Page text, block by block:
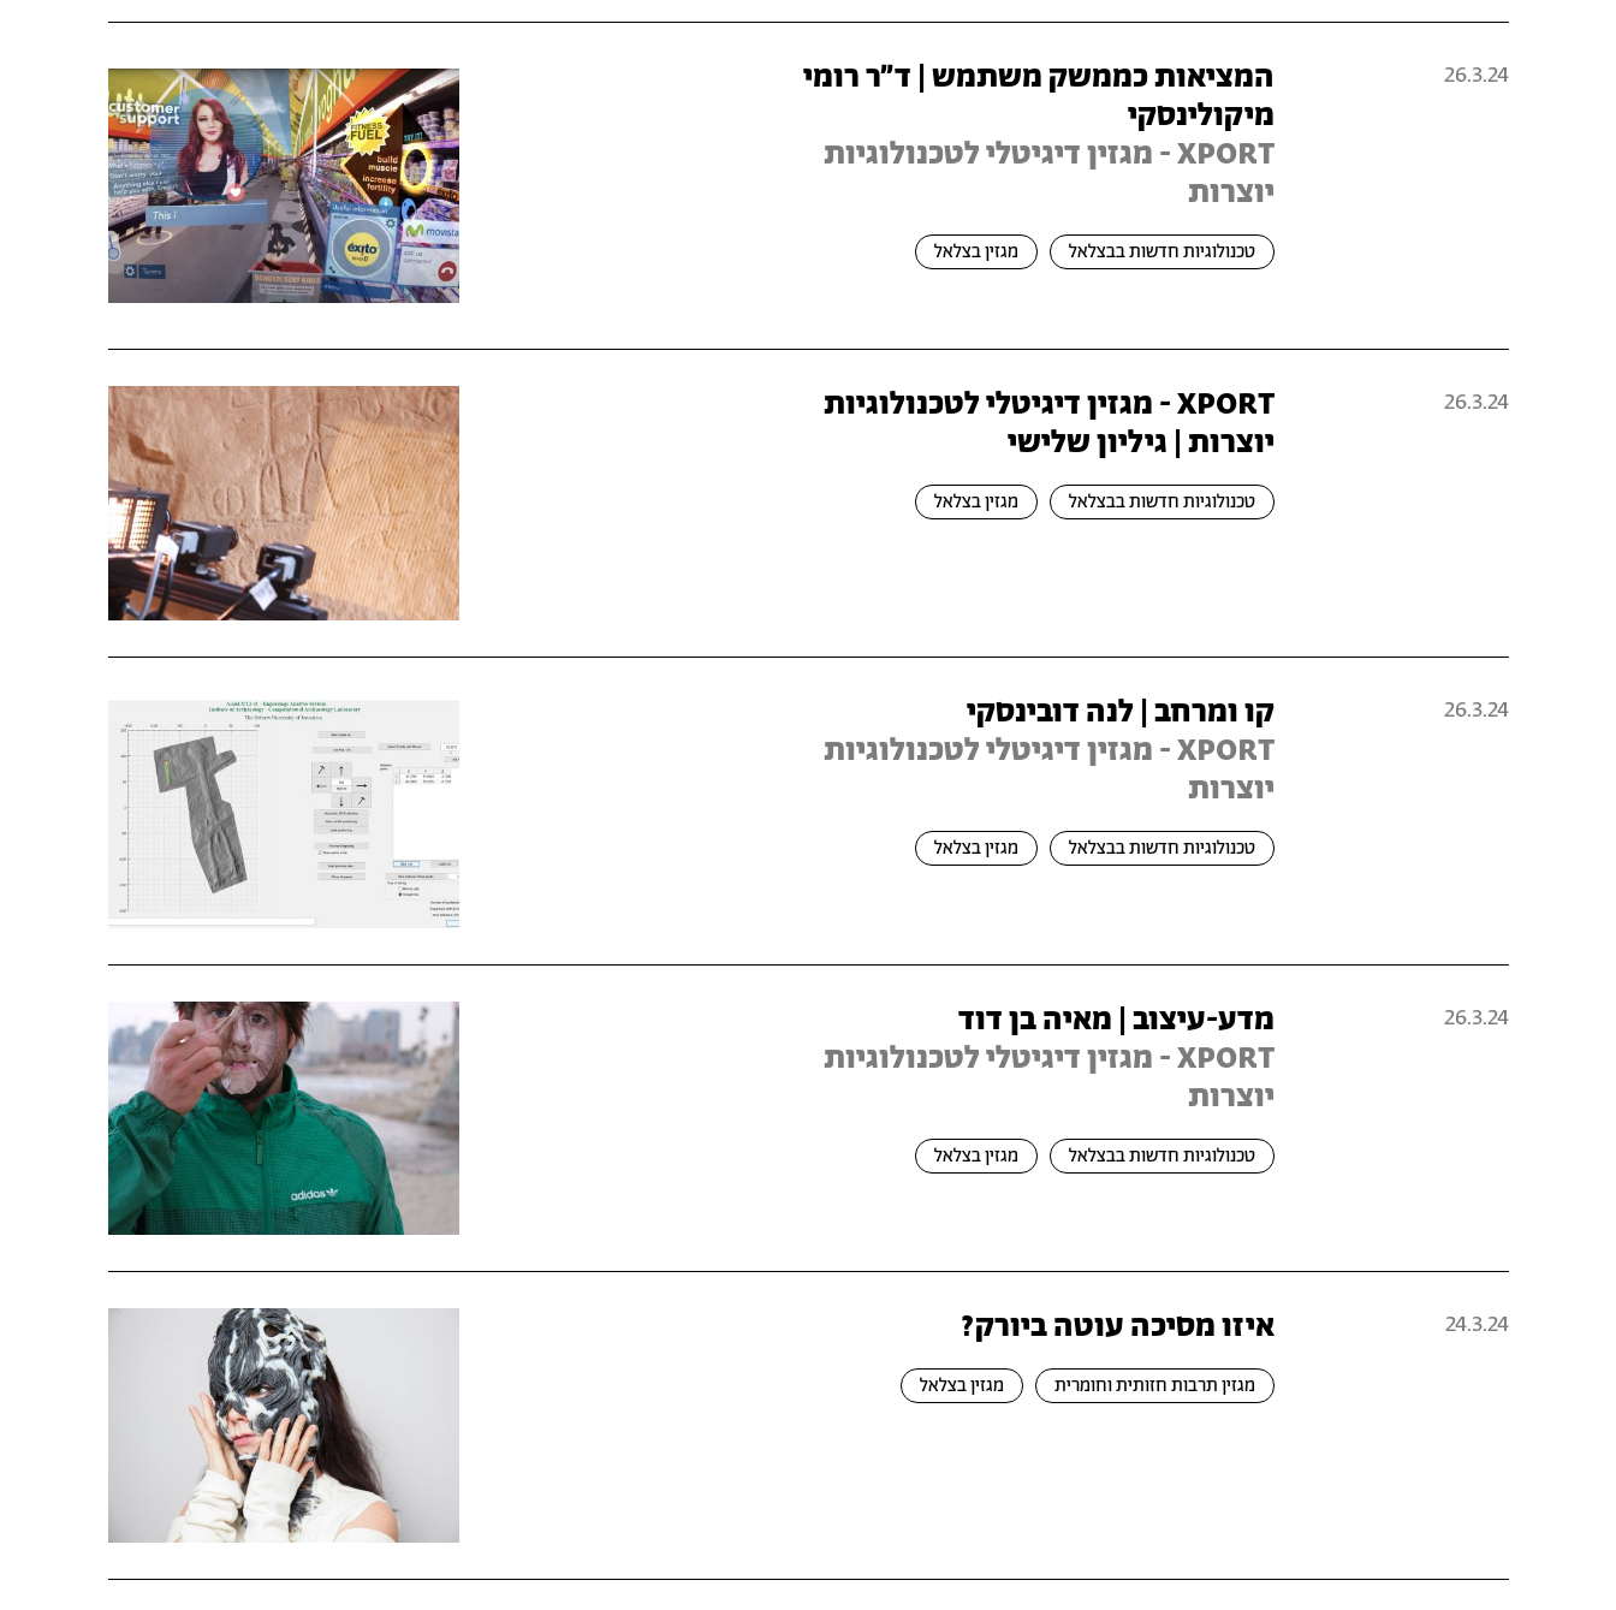
26.3.24
המציאות כממשק משתמש | ד״ר רומי
מיקולינסקי
XPORT - מגזין דיגיטלי לטכנולוגיות
יוצרות
טכנולוגיות חדשות בבצלאל מגזין בצלאל
26.3.24
XPORT - מגזין דיגיטלי לטכנולוגיות
יוצרות | גיליון שלישי
טכנולוגיות חדשות בבצלאל מגזין בצלאל
26.3.24
קו ומרחב | לנה דובינסקי
XPORT - מגזין דיגיטלי לטכנולוגיות
יוצרות
טכנולוגיות חדשות בבצלאל מגזין בצלאל
26.3.24
מדע-עיצוב | מאיה בן דוד
XPORT - מגזין דיגיטלי לטכנולוגיות
יוצרות
טכנולוגיות חדשות בבצלאל מגזין בצלאל
24.3.24 איזו מסיכה עוטה ביורק?
מגזין תרבות חזותית וחומרית מגזין בצלאל